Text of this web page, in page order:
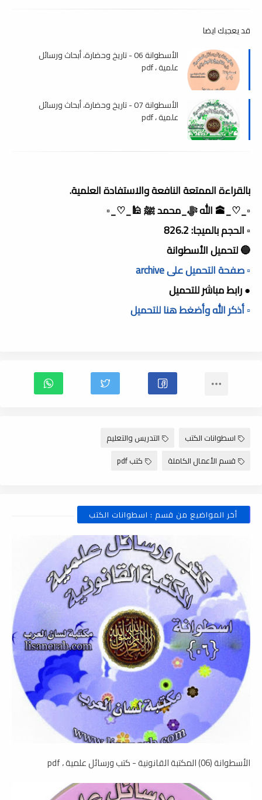
قد يعجبك ايضا
الأسطوانة 06 - تاريخ وحضارة، أبحاث ورسائل
علمية ، pdf
الأسطوانة 07 - تاريخ وحضارة، أبحاث ورسائل
علمية ، pdf
بالقراءة الممتعة النافعة والاستفادة العلمية.
▫️_♡_🕋 الله ﷻ_محمد ﷺ 🕌_♡_▫️
▫️ الحجم بالميجا: 826.2
🔵 لتحميل الأسطوانة
▫️ صفحة التحميل على archive
● رابط مباشر للتحميل
▫️ أذكر الله وأضغط هنا للتحميل
اسطوانات الكتب
التدريس والتعليم
قسم الأعمال الكاملة
كتب pdf
أخر المواضيع من قسم : اسطوانات الكتب
الأسطوانة (06) المكتبة القانونية - كتب ورسائل علمية ، pdf